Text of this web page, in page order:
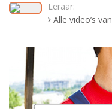
Leraar:
Alle video’s van